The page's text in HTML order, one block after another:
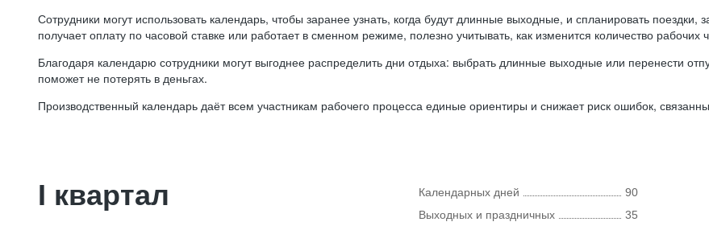
Сотрудники могут использовать календарь, чтобы заранее узнать, когда будут длинные выходные, и спланировать
получает оплату по часовой ставке или работает в сменном режиме, полезно учитывать, как изменится количество
Благодаря календарю сотрудники могут выгоднее распределить дни отдыха: выбрать длинные выходные или перенести
поможет не потерять в деньгах.
Производственный календарь даёт всем участникам рабочего процесса единые ориентиры и снижает риск ошибок,
I квартал Календарных дней
90
Выходных и праздничных
35